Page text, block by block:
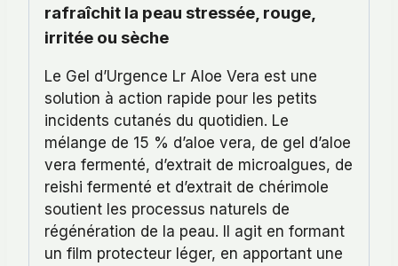
rafraîchit la peau stressée, rouge,
irritée ou sèche
Le Gel d’Urgence Lr Aloe Vera est une
solution à action rapide pour les petits
incidents cutanés du quotidien. Le
mélange de 15 % d’aloe vera, de gel d’aloe
vera fermenté, d’extrait de microalgues, de
reishi fermenté et d’extrait de chérimole
soutient les processus naturels de
régénération de la peau. Il agit en formant
un film protecteur léger, en apportant une